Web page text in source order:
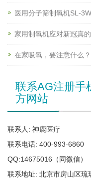
医用分子筛制氧机SL-
家用制氧机应对新冠真
在家吸氧，要注意什么？
联系AG注册手
方网站
联系人: 神鹿医疗
联系电话: 400-993-6860
QQ:14675016（同微信）
联系地址: 北京市房山区琉